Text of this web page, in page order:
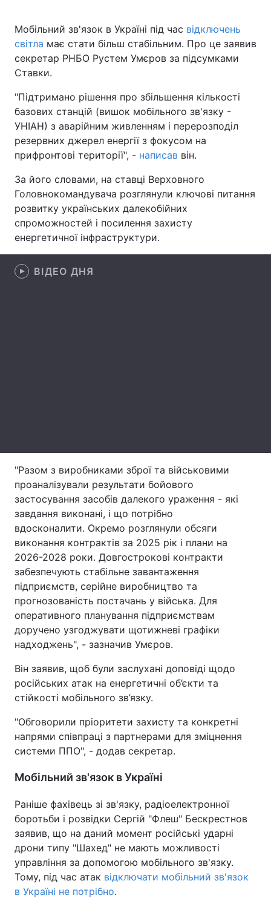
Україна Політика
Економіка
Спорт Наука
Техно і зв'язок Лайт
Зброя Інциденти
Здоров'я Туризм
Цікавинки Погода
Екологія
Лонгріди
Тема оформлення
Мобільний зв'язок в Україні під час відключень
світла має стати більш стабільним. Про це заявив
секретар РНБО Рустем Умєров за підсумками
Ставки.
"Підтримано рішення про збільшення кількості
базових станцій (вишок мобільного зв'язку -
УНІАН) з аварійним живленням і перерозподіл
резервних джерел енергії з фокусом на
прифронтові території", - написав він.
За його словами, на ставці Верховного
Головнокомандувача розглянули ключові питання
розвитку українських далекобійних
спроможностей і посилення захисту
енергетичної інфраструктури.
ВІДЕО ДНЯ
"Разом з виробниками зброї та військовими
проаналізували результати бойового
застосування засобів далекого ураження - які
завдання виконані, і що потрібно
вдосконалити. Окремо розглянули обсяги
виконання контрактів за 2025 рік і плани на
2026-2028 роки. Довгострокові контракти
забезпечують стабільне завантаження
підприємств, серійне виробництво та
прогнозованість постачань у війська. Для
оперативного планування підприємствам
доручено узгоджувати щотижневі графіки
надходжень", - зазначив Умєров.
Він заявив, щоб були заслухані доповіді щодо
російських атак на енергетичні об’єкти та
стійкості мобільного зв’язку.
"Обговорили пріоритети захисту та конкретні
напрями співпраці з партнерами для зміцнення
системи ППО", - додав секретар.
Мобільний зв'язок в Україні
Раніше фахівець зі зв'язку, радіоелектронної
боротьби і розвідки Сергій "Флеш" Бескрестнов
заявив, що на даний момент російські ударні
дрони типу "Шахед" не мають можливості
управління за допомогою мобільного зв'язку.
Тому, під час атак відключати мобільний зв'язок
в Україні не потрібно.